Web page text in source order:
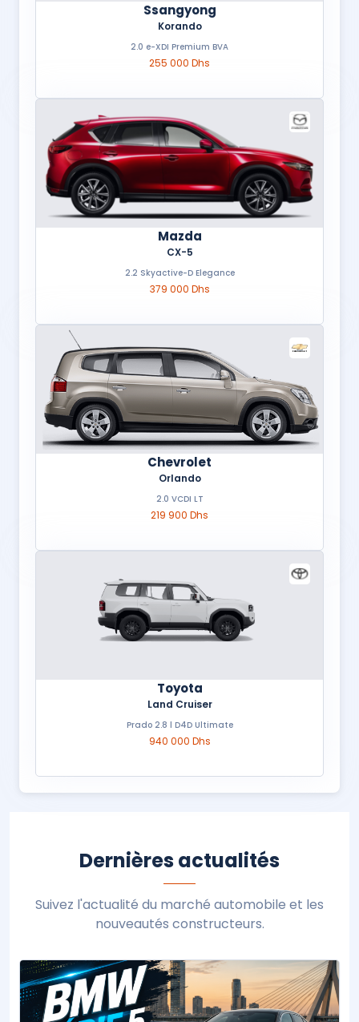
Ssangyong
Korando
2.0 e-XDI Premium BVA
255 000 Dhs
Mazda
CX-5
2.2 Skyactive-D Elegance
379 000 Dhs
Chevrolet
Orlando
2.0 VCDI LT
219 900 Dhs
Toyota
Land Cruiser
Prado 2.8 l D4D Ultimate
940 000 Dhs
Dernières actualités
Suivez l'actualité du marché automobile et les
nouveautés constructeurs.